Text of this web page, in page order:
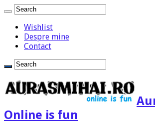
Wishlist
Despre mine
Contact
Online is fun